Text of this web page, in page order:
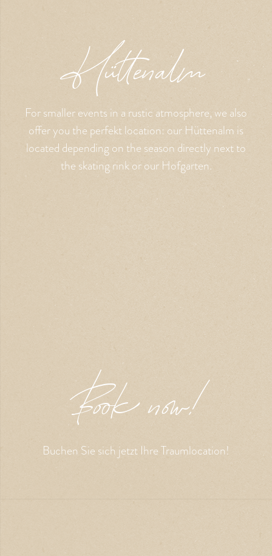
Hüttenalm
For smaller events in a rustic atmosphere, we also
offer you the perfekt location: our Hüttenalm is
located depending on the season directly next to
the skating rink or our Hofgarten.
Book now!
Buchen Sie sich jetzt Ihre Traumlocation!